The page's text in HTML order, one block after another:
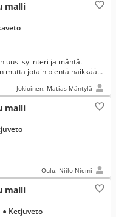
malli
uusi sylinteri ja mäntä.
mutta jotain pientä häikkää
Jokioinen, Matias Mäntylä
malli
Oulu, Niilo Niemi
malli
● Ketjuveto